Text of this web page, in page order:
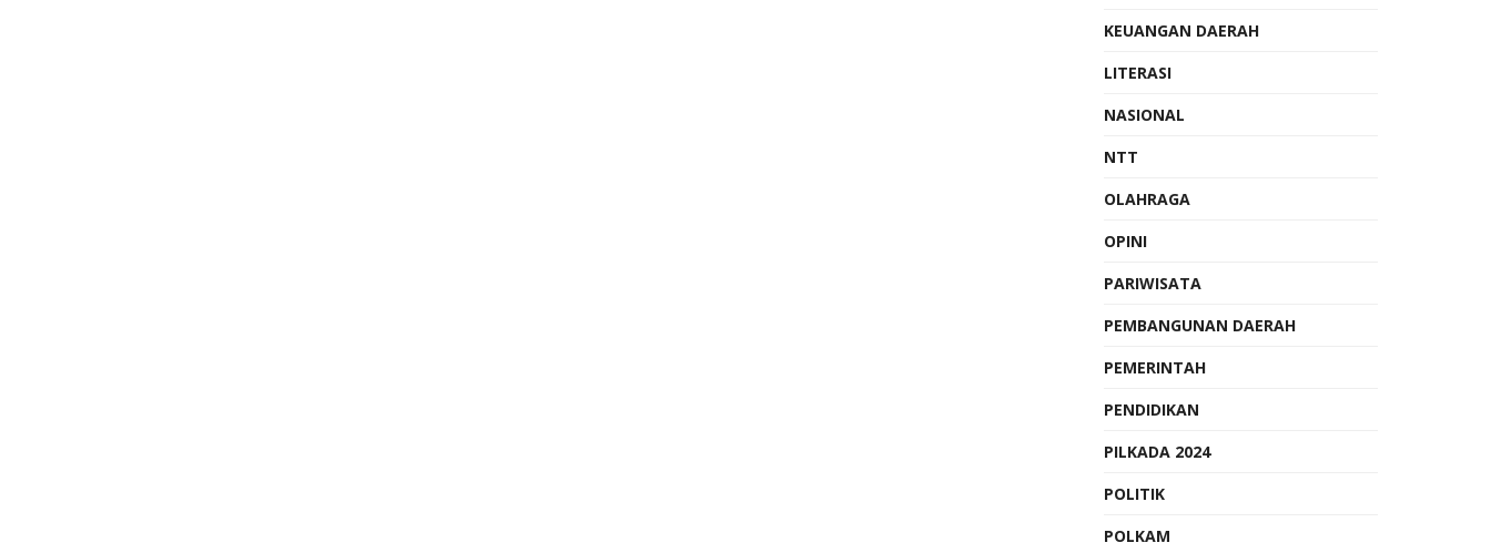
KEUANGAN DAERAH
LITERASI
NASIONAL
NTT
OLAHRAGA
OPINI
PARIWISATA
PEMBANGUNAN DAERAH
PEMERINTAH
PENDIDIKAN
PILKADA 2024
POLITIK
POLKAM